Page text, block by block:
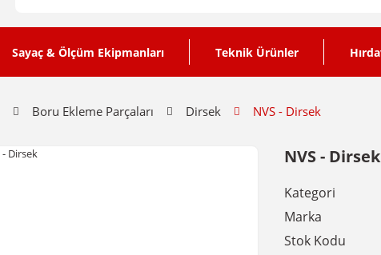
Sayaç & Ölçüm Ekipmanları Teknik Ürünler
Boru Ekleme Parçaları Dirsek NVS - Dirsek
NVS - Dirsek
Kategori
Marka
Stok Kodu